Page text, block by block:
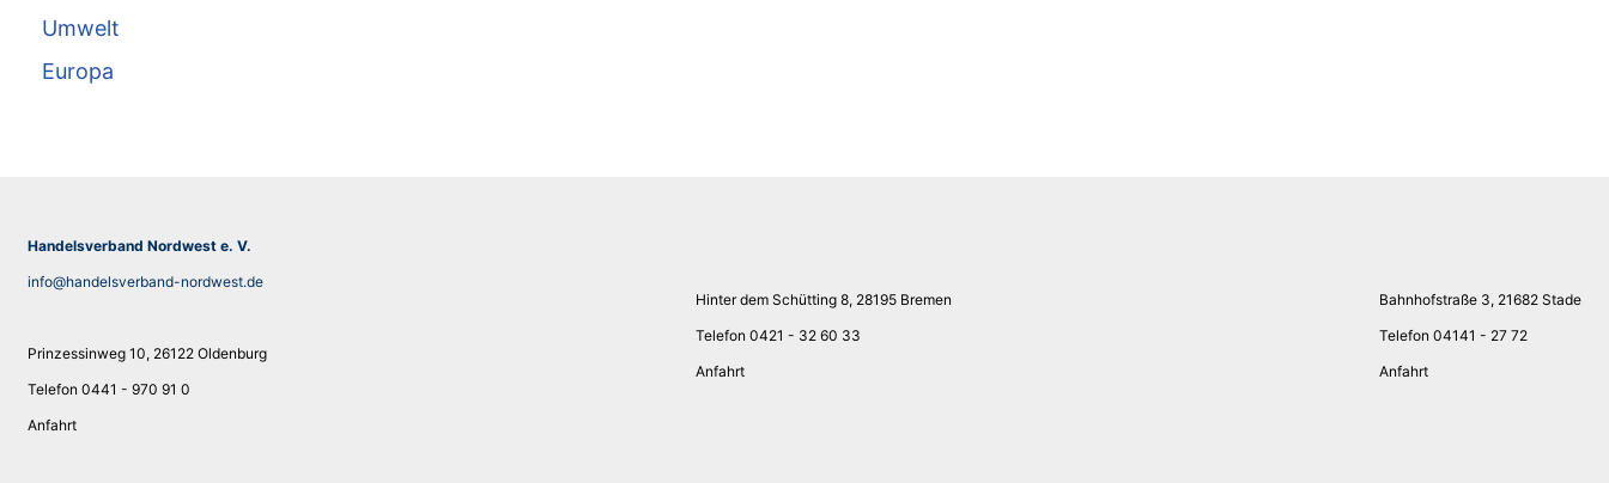
Umwelt
Europa
Handelsverband Nordwest e. V.
info@handelsverband-nordwest.de
Prinzessinweg 10, 26122 Oldenburg
Telefon 0441 - 970 91 0
Anfahrt
Hinter dem Schütting 8, 28195 Bremen
Telefon 0421 - 32 60 33
Anfahrt
Bahnhofstraße 3, 21682 Stade
Telefon 04141 - 27 72
Anfahrt